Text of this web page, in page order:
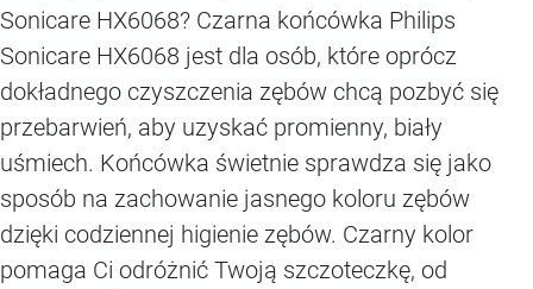
Sonicare HX6068? Czarna końcówka Philips
Sonicare HX6068 jest dla osób, które oprócz
dokładnego czyszczenia zębów chcą pozbyć się
przebarwień, aby uzyskać promienny, biały
uśmiech. Końcówka świetnie sprawdza się jako
sposób na zachowanie jasnego koloru zębów
dzięki codziennej higienie zębów. Czarny kolor
pomaga Ci odróżnić Twoją szczoteczkę, od